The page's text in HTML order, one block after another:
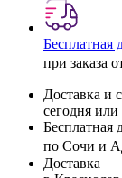
Бесплатная
при заказа
Доставка и
сегодня
Бесплатная
по Сочи и
Доставка